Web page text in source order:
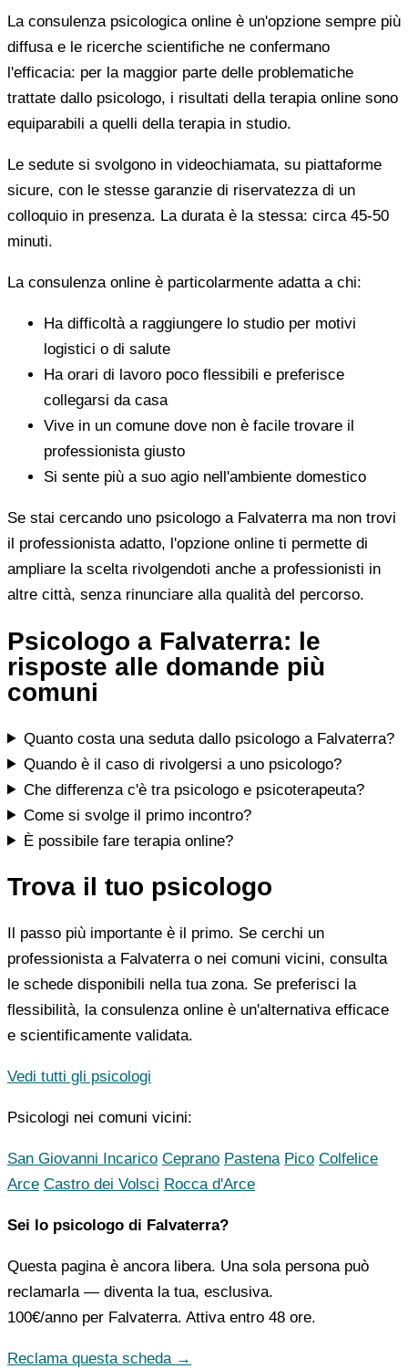
La consulenza psicologica online è un'opzione sempre più
diffusa e le ricerche scientifiche ne confermano
l'efficacia: per la maggior parte delle problematiche
trattate dallo psicologo, i risultati della terapia online sono
equiparabili a quelli della terapia in studio.
Le sedute si svolgono in videochiamata, su piattaforme
sicure, con le stesse garanzie di riservatezza di un
colloquio in presenza. La durata è la stessa: circa 45-50
minuti.
La consulenza online è particolarmente adatta a chi:
Ha difficoltà a raggiungere lo studio per motivi
logistici o di salute
Ha orari di lavoro poco flessibili e preferisce
collegarsi da casa
Vive in un comune dove non è facile trovare il
professionista giusto
Si sente più a suo agio nell'ambiente domestico
Se stai cercando uno psicologo a Falvaterra ma non trovi
il professionista adatto, l'opzione online ti permette di
ampliare la scelta rivolgendoti anche a professionisti in
altre città, senza rinunciare alla qualità del percorso.
Psicologo a Falvaterra: le
risposte alle domande più
comuni
Quanto costa una seduta dallo psicologo a Falvaterra?
Quando è il caso di rivolgersi a uno psicologo?
Che differenza c'è tra psicologo e psicoterapeuta?
Come si svolge il primo incontro?
È possibile fare terapia online?
Trova il tuo psicologo
Il passo più importante è il primo. Se cerchi un
professionista a Falvaterra o nei comuni vicini, consulta
le schede disponibili nella tua zona. Se preferisci la
flessibilità, la consulenza online è un'alternativa efficace
e scientificamente validata.
Vedi tutti gli psicologi
Psicologi nei comuni vicini:
San Giovanni Incarico Ceprano Pastena Pico Colfelice
Arce Castro dei Volsci Rocca d'Arce
Sei lo psicologo di Falvaterra?
Questa pagina è ancora libera. Una sola persona può
reclamarla — diventa la tua, esclusiva.
100€/anno per Falvaterra. Attiva entro 48 ore.
Reclama questa scheda →